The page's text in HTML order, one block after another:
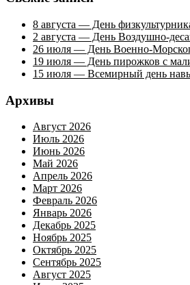
8 августа — День
2 августа — День Воздушно-
26 июля — День Военно-
19 июля — День пирожков с
15 июля — Всемирный день
Архивы
Август 2026
Июль 2026
Июнь 2026
Май 2026
Апрель 2026
Март 2026
Февраль 2026
Январь 2026
Декабрь 2025
Ноябрь 2025
Октябрь 2025
Сентябрь 2025
Август 2025